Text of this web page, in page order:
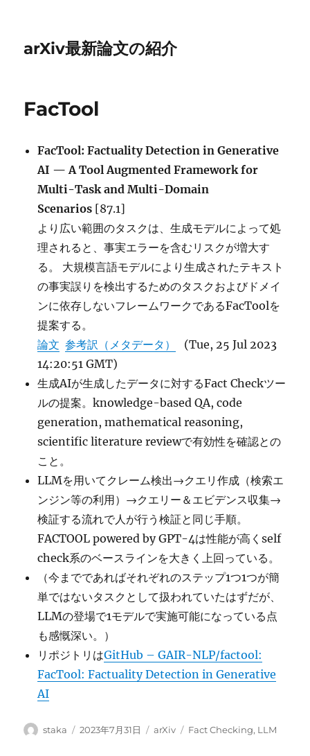
arXiv最新論文の紹介
FacTool
FacTool: Factuality Detection in Generative
AI — A Tool Augmented Framework for
Multi-Task and Multi-Domain
Scenarios [87.1]
より広い範囲のタスクは、生成モデルによって処
理されると、事実エラーを含むリスクが増大す
る。 大規模言語モデルにより生成されたテキスト
の事実誤りを検出するためのタスクおよびドメイ
ンに依存しないフレームワークであるFacToolを
提案する。
論文 参考訳（メタデータ）
(Tue, 25 Jul 2023
14:20:51 GMT)
生成AIが生成したデータに対するFact Checkツー
ルの提案。knowledge-based QA, code
generation, mathematical reasoning,
scientific literature reviewで有効性を確認との
こと。
LLMを用いてクレーム検出→クエリ作成（検索エ
ンジン等の利用）→クエリー＆エビデンス収集→
検証する流れで人が行う検証と同じ手順。
FACTOOL powered by GPT-4は性能が高くself
check系のベースラインを大きく上回っている。
（今までであればそれぞれのステップ1つ1つが簡
単ではないタスクとして扱われていたはずだが、
LLMの登場で1モデルで実施可能になっている点
も感慨深い。）
リポジトリはGitHub – GAIR-NLP/factool:
FacTool: Factuality Detection in Generative
AI
投
staka
投
2023年7月31日
カ
arXiv
タ
Fact Checking, LLM